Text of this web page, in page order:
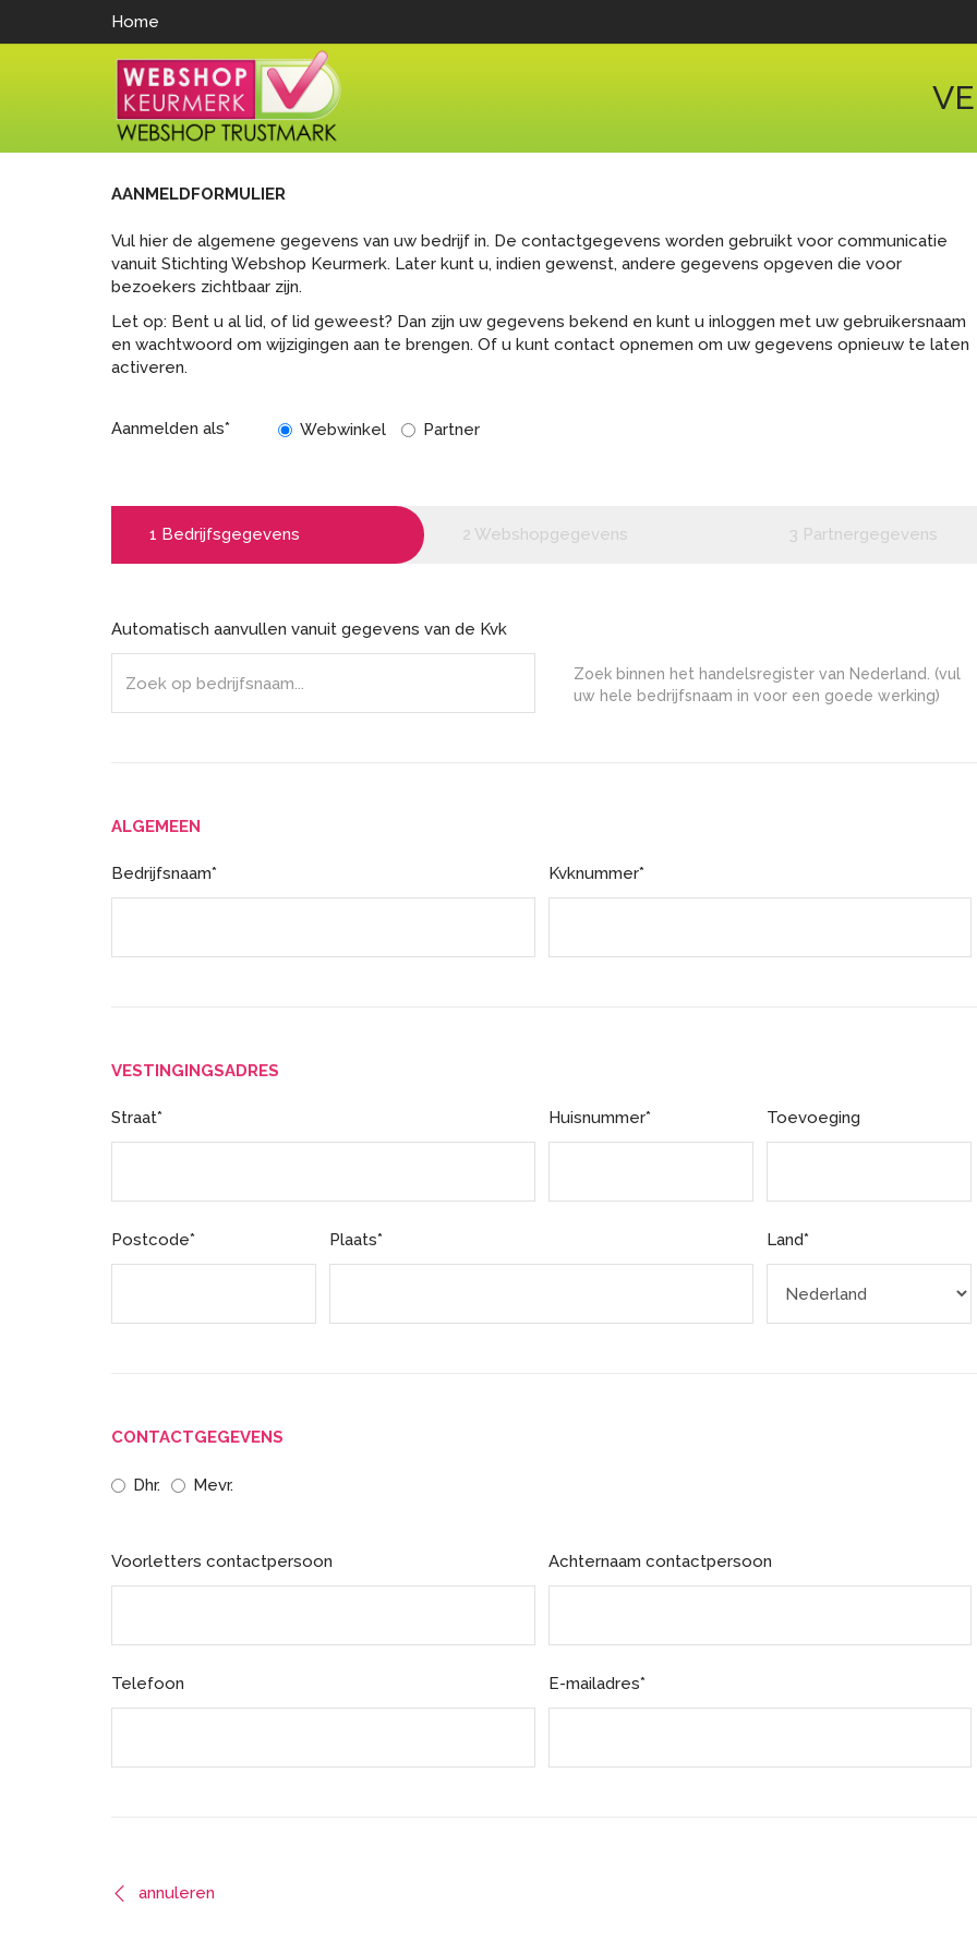
Home
AANMELDFORMULIER
Vul hier de algemene gegevens van uw bedrijf in. De contactgegevens worden gebruikt voor communicatie
vanuit Stichting Webshop Keurmerk. Later kunt u, indien gewenst, andere gegevens opgeven die voor
bezoekers zichtbaar zijn.
Let op: Bent u al lid, of lid geweest? Dan zijn uw gegevens bekend en kunt u inloggen met uw gebruikersnaam
en wachtwoord om wijzigingen aan te brengen. Of u kunt contact opnemen om uw gegevens opnieuw te laten
activeren.
Aanmelden als* Webwinkel Partner
1 Bedrijfsgegevens 2 Webshopgegevens 3 Partnergegevens
Automatisch aanvullen vanuit gegevens van de Kvk
Zoek binnen het handelsregister van Nederland. (vul
uw hele bedrijfsnaam in voor een goede werking)
ALGEMEEN
Bedrijfsnaam* Kvknummer*
VESTINGINGSADRES
Straat* Huisnummer* Toevoeging
Postcode* Plaats* Land*
CONTACTGEGEVENS
Dhr. Mevr.
Voorletters contactpersoon Achternaam contactpersoon
Telefoon E-mailadres*
annuleren